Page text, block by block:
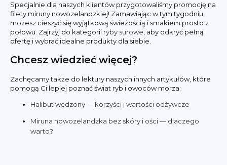
Specjalnie dla naszych klientów przygotowaliśmy promocję na
filety miruny nowozelandzkiej! Zamawiając w tym tygodniu,
możesz cieszyć się wyjątkową świeżością i smakiem prosto z
połowu. Zajrzyj do kategorii ryby surowe, aby odkryć pełną
ofertę i wybrać idealne produkty dla siebie.
Chcesz wiedzieć więcej?
Zachęcamy także do lektury naszych innych artykułów, które
pomogą Ci lepiej poznać świat ryb i owoców morza:
Halibut wędzony — korzyści i wartości odżywcze
Miruna nowozelandzka bez skóry i ości — dlaczego
warto?